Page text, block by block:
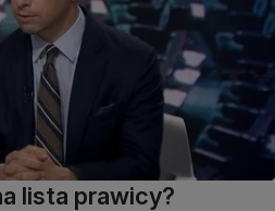
lista prawicy?